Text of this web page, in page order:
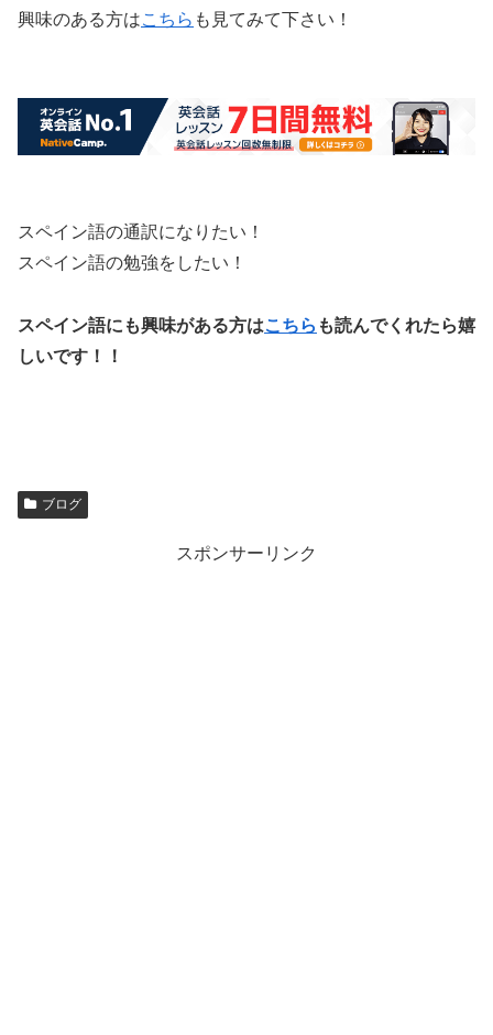
興味のある方はこちら も見てみて下さい！
スペイン語の通訳になりたい！
スペイン語の勉強をしたい！
スペイン語にも興味がある方はこちら も読んでくれたら嬉
しいです！！
ブログ
スポンサーリンク